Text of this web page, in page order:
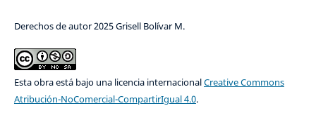
Derechos de autor 2025 Grisell Bolívar M.
Esta obra está bajo una licencia internacionalCreative Commons
Atribución-NoComercial-CompartirIgual 4.0.